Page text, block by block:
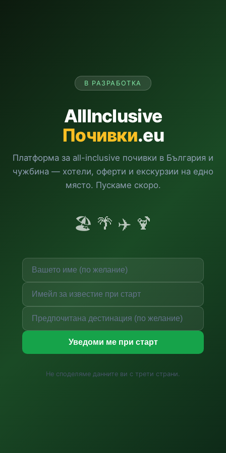
В РАЗРАБОТКА
AllInclusive
Почивки.eu
Платформа за all-inclusive почивки в България и
чужбина — хотели, оферти и екскурзии на едно
място. Пускаме скоро.
🏖️ 🌴 ✈️ 🍹
Уведоми ме при старт
Не споделяме данните ви с трети страни.